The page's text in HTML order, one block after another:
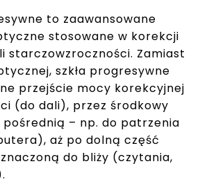
to zaawansowane
stosowane w korekcji
starczowzroczności. Zamiast
szkła progresywne
przejście mocy korekcyjnej
(do dali), przez środkowy
– np. do patrzenia
aż po dolną część
do bliży (czytania,